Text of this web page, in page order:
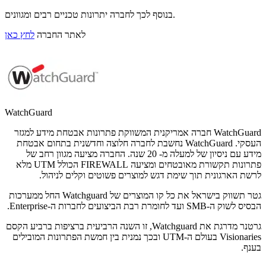
בנוסף לכך לחברה יתרונות טכניים רבים ומגוונים.
לאתר החברה לחץ כאן
WatchGuard
WatchGuard חברה אמריקנית המשווקת פתרונות אבטחת מידע למגזר
העסקי. WatchGuard נחשבת לחברה חלוצה וחדשנית בתחום אבטחת
מידע עם ניסיון של למעלה מ- 20 שנה. החברה מציעה מגוון רחב של
פתרונות תקשורת מאובטחים ומציעה FIREWALL הכולל UTM מלא
לרשת הארגונית תוך שימת דגש למוצרים פשוטים וקלים לניהול.
גטר תשווק בישראל את כל קו המוצרים של Watchguard החל ממערכות
הבסיס לשוק ה-SMB ועד לחומרת רבת הביצועים לחברות ה-Enterprise.
גרטנר מדרגת את Watchguard, זו השנה הרביעית ברציפות ברביע הקסם
Visionaries בעולם ה-UTM ובכך נמנית בין חמשת הפתרונות המובילים
בענף.